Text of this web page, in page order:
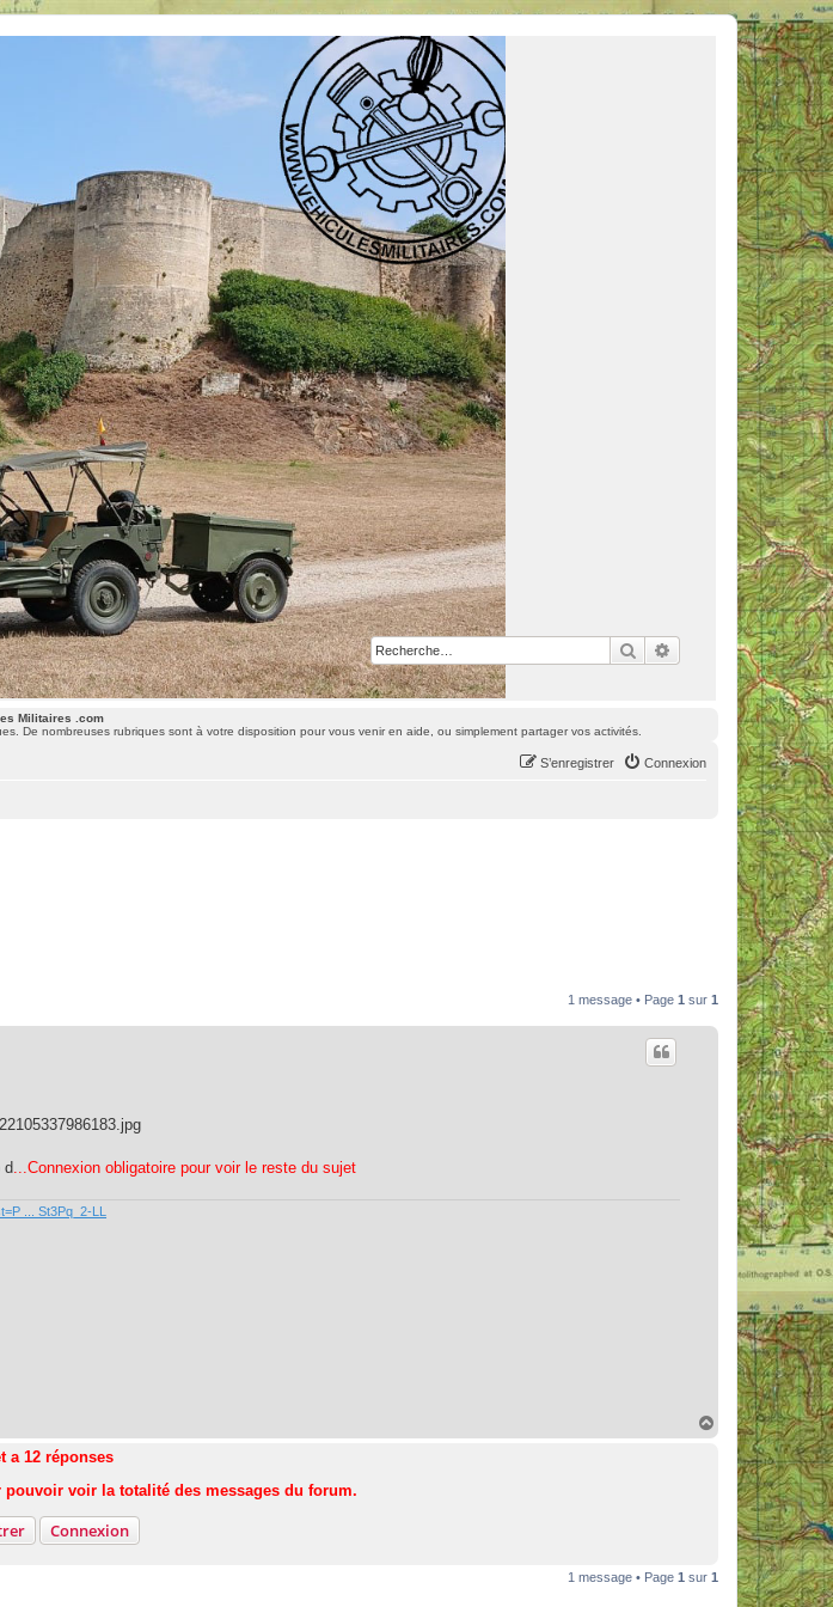
RechercherRecherche avancée
rubriques sont à votre disposition pour vous venir en aide, ou simplement partager vos activités.
Militaires .com
De nombreuses rubriques sont à votre disposition pour vous venir en aide, ou simplement partager vos activités.
Connexion
S’enregistrer
1 message • Page 1 sur 1
d ...Connexion obligatoire pour voir le reste du sujet
... St3Pq_2-LL
a 12 réponses
voir la totalité des messages du forum.
Connexion
1 message • Page 1 sur 1